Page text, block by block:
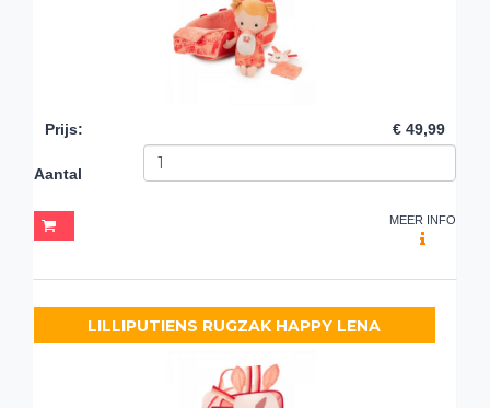
Prijs: € 49,99
Aantal
MEER INFO
LILLIPUTIENS RUGZAK HAPPY LENA